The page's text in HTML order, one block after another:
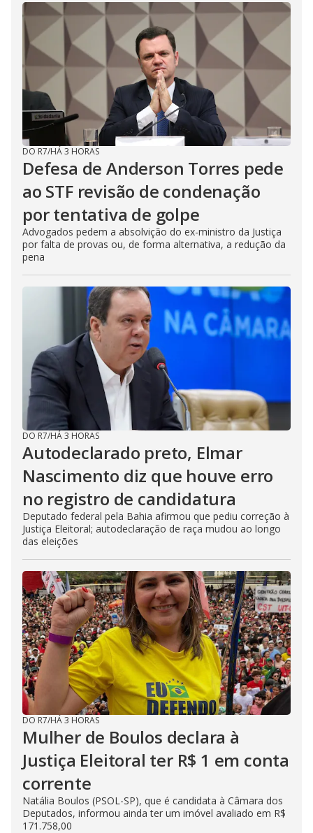
DO R7/HÁ 3 HORAS
Defesa de Anderson Torres pede
ao STF revisão de condenação
por tentativa de golpe
Advogados pedem a absolvição do ex-ministro da Justiça
por falta de provas ou, de forma alternativa, a redução da
pena
DO R7/HÁ 3 HORAS
Autodeclarado preto, Elmar
Nascimento diz que houve erro
no registro de candidatura
Deputado federal pela Bahia afirmou que pediu correção à
Justiça Eleitoral; autodeclaração de raça mudou ao longo
das eleições
DO R7/HÁ 3 HORAS
Mulher de Boulos declara à
Justiça Eleitoral ter R$ 1 em conta
corrente
Natália Boulos (PSOL-SP), que é candidata à Câmara dos
Deputados, informou ainda ter um imóvel avaliado em R$
171.758,00